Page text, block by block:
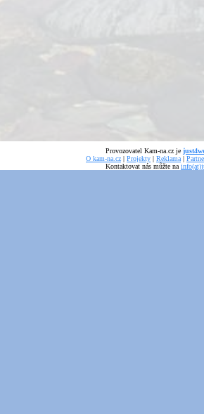
Provozovatel Kam-na.cz je
O kam-na.cz | Projekty | Reklama |
Kontaktovat nás můžte na